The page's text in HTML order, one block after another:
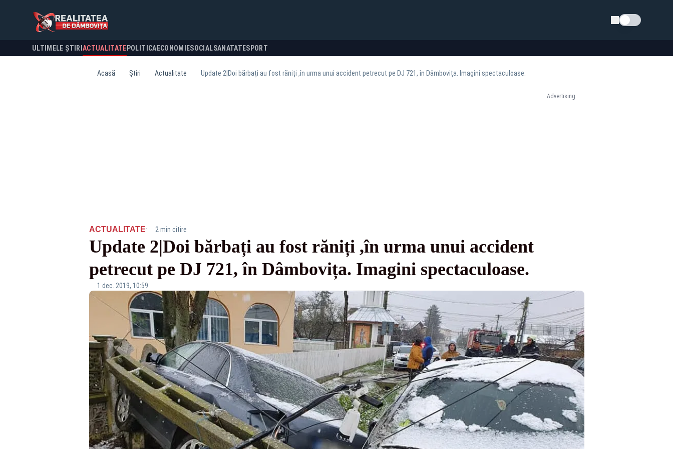
Schimba tema
ULTIMELE ȘTIRI ACTUALITATE POLITICA ECONOMIESOCIALSANATATESPORT
Acasă Știri Actualitate Update 2|Doi bărbați au fost răniți ,în urma unui accident petrecut pe DJ 721, în Dâmbovița. Imagini spectaculoase.
Advertising
ACTUALITATE· 2 min citire
Update 2|Doi bărbați au fost răniți ,în urma unui accident
petrecut pe DJ 721, în Dâmbovița. Imagini spectaculoase.
1 dec. 2019, 10:59